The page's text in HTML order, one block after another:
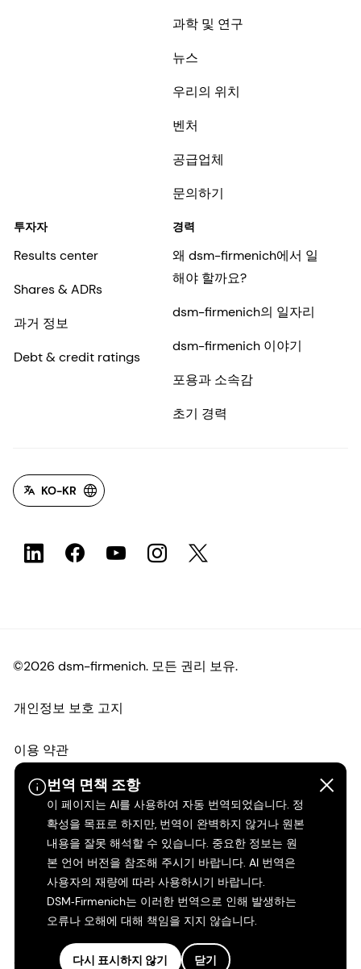
번역 면책 조항
이 페이지는 AI를 사용하여 자동 번역되었습니다. 정
확성을 목표로 하지만, 번역이 완벽하지 않거나 원본
내용을 잘못 해석할 수 있습니다. 중요한 정보는 원
본 언어 버전을 참조해 주시기 바랍니다. AI 번역은
사용자의 재량에 따라 사용하시기 바랍니다.
DSM‑Firmenich는 이러한 번역으로 인해 발생하는
오류나 오해에 대해 책임을 지지 않습니다.
다시 표시하지 않기 닫기
과학 및 연구
뉴스
우리의 위치
벤처
공급업체
문의하기
투자자
Results center
Shares & ADRs
과거 정보
Debt & credit ratings
경력
왜 dsm-firmenich에서 일
해야 할까요?
dsm-firmenich의 일자리
dsm-firmenich 이야기
포용과 소속감
초기 경력
KO-KR
©2026 dsm-firmenich. 모든 권리 보유.
개인정보 보호 고지
이용 약관
약관
캘리포니아 투명성
접근성 성명서
법적 정보
사이트 맵